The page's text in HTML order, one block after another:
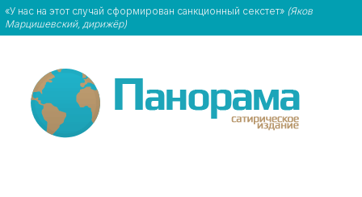
«У нас на этот случай сформирован санкционный секстет» (Яков
Марцишевский, дирижёр)